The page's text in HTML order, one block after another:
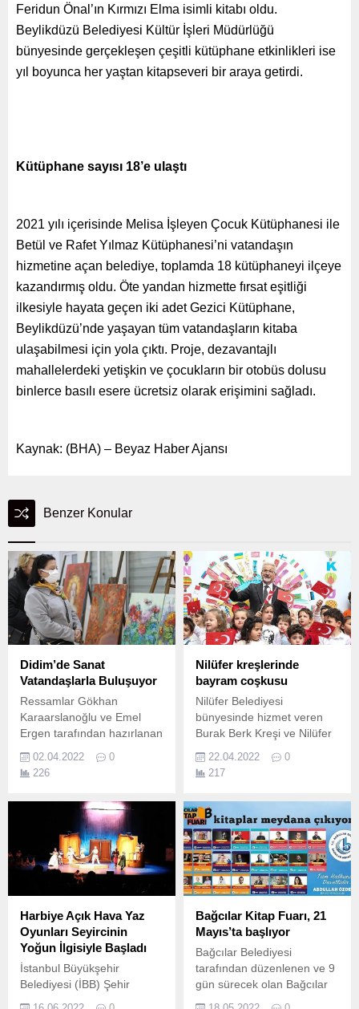
Feridun Önal’ın Kırmızı Elma isimli kitabı oldu.
Beylikdüzü Belediyesi Kültür İşleri Müdürlüğü
bünyesinde gerçekleşen çeşitli kütüphane etkinlikleri ise
yıl boyunca her yaştan kitapseveri bir araya getirdi.
Kütüphane sayısı 18’e ulaştı
2021 yılı içerisinde Melisa İşleyen Çocuk Kütüphanesi ile
Betül ve Rafet Yılmaz Kütüphanesi’ni vatandaşın
hizmetine açan belediye, toplamda 18 kütüphaneyi ilçeye
kazandırmış oldu. Öte yandan hizmette fırsat eşitliği
ilkesiyle hayata geçen iki adet Gezici Kütüphane,
Beylikdüzü’nde yaşayan tüm vatandaşların kitaba
ulaşabilmesi için yola çıktı. Proje, dezavantajlı
mahallelerdeki yetişkin ve çocukların bir otobüs dolusu
binlerce basılı esere ücretsiz olarak erişimini sağladı.
Kaynak: (BHA) – Beyaz Haber Ajansı
Benzer Konular
Didim’de Sanat
Vatandaşlarla Buluşuyor
Ressamlar Gökhan
Karaarslanoğlu ve Emel
Ergen tarafından hazırlanan
resim sergisi, Altınkum
Mahallesi'nde bulunan
Didim Belediyesi Ek Hizmet
02.04.2022
0
226
Nilüfer kreşlerinde
bayram coşkusu
Nilüfer Belediyesi
bünyesinde hizmet veren
Burak Berk Kreşi ve Nilüfer
Çamlıca Kreşi öğrencileri 23
Nisan Ulusal Egemenlik ve
Çocuk Bayramı’nı,
coşkuyla kutladı.
22.04.2022
0
217
Harbiye Açık Hava Yaz
Oyunları Seyircinin
Yoğun İlgisiyle Başladı
İstanbul Büyükşehir
Belediyesi (İBB) Şehir
Bağcılar Kitap Fuarı, 21
Mayıs’ta başlıyor
Bağcılar Belediyesi
tarafından düzenlenen ve 9
gün sürecek olan Bağcılar